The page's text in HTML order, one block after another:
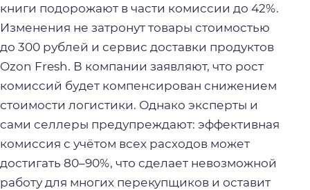
книги подорожают в части комиссии до 42%.
Изменения не затронут товары стоимостью
до 300 рублей и сервис доставки продуктов
Ozon Fresh. В компании заявляют, что рост
комиссий будет компенсирован снижением
стоимости логистики. Однако эксперты и
сами селлеры предупреждают: эффективная
комиссия с учётом всех расходов может
достигать 80–90%, что сделает невозможной
работу для многих перекупщиков и оставит